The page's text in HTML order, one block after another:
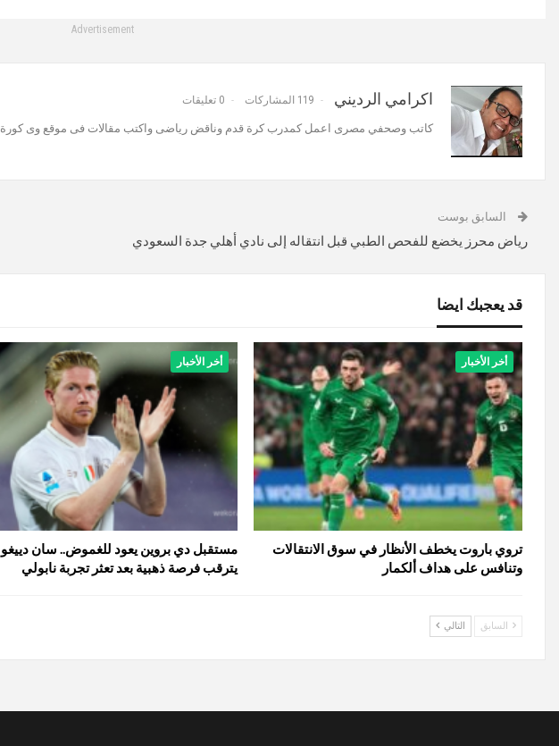
Advertisement
اكرامي الرديني 119 المشاركات 0 تعليقات
كاتب وصحفي مصرى اعمل كمدرب كرة قدم وناقض رياضى واكتب مقالات فى موقع وى كورة
السابق بوست
رياض محرز يخضع للفحص الطبي قبل انتقاله إلى نادي أهلي جدة السعودي
قد يعجبك ايضا
أخر الأخبار
تروي باروت يخطف الأنظار في سوق الانتقالات
وتنافس على هداف ألكمار
أخر الأخبار
مستقبل دي بروين يعود للغموض.. سان دييغو
يترقب فرصة ذهبية بعد تعثر تجربة نابولي
السابق التالي